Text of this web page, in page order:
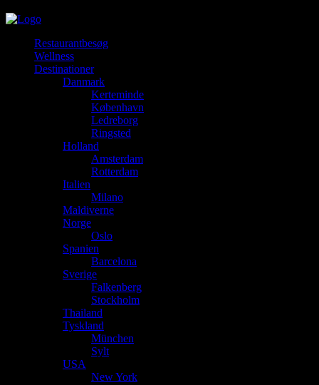
Restaurantbesøg
Wellness
Destinationer
Danmark
Kerteminde
København
Ledreborg
Ringsted
Holland
Amsterdam
Rotterdam
Italien
Milano
Maldiverne
Norge
Oslo
Spanien
Barcelona
Sverige
Falkenberg
Stockholm
Thailand
Tyskland
München
Sylt
USA
New York